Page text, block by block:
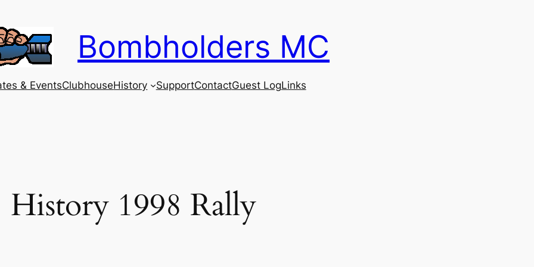
Bombholders MC
& EventsClubhouseHistory SupportContactGuest LogLinks
History 1998 Rally